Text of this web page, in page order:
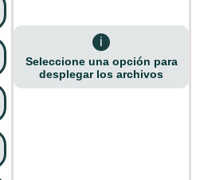
i
Seleccione una opción para
desplegar los archivos